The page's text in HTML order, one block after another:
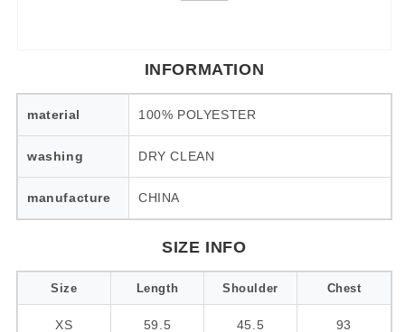
INFORMATION
material 100% POLYESTER
washing DRY CLEAN
manufacture CHINA
SIZE INFO
Size Length Shoulder Chest
XS 59.5 45.5 93